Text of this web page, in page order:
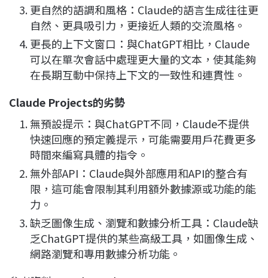
更自然的語調和風格：Claude的語言生成往往更
自然、更具吸引力，更接近人類的交流風格。
更長的上下文窗口：與ChatGPT相比，Claude
可以在單次會話中處理更大量的文本，使其能夠
在長期互動中保持上下文的一致性和連貫性。
Claude Projects的劣勢
無預設提示：與ChatGPT不同，Claude不提供
快速回應的預定義提示，可能需要用戶花費更多
時間來編寫具體的指令。
無外部API：Claude與外部應用和API的整合有
限，這可能會限制其利用額外數據源或功能的能
力。
缺乏圖像生成、瀏覽和數據分析工具：Claude缺
乏ChatGPT提供的某些高級工具，如圖像生成、
網路瀏覽和專用數據分析功能。